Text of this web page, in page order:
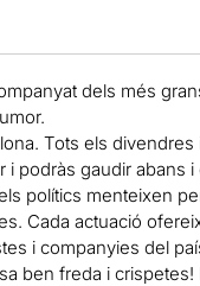
dels més
Tots els
podràs gaudir abans i
polítics menteixen
Cada actuació
i companyies del
ben freda i